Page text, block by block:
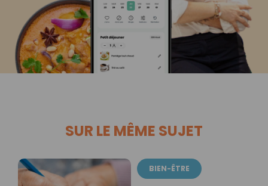
SUR LE MÊME SUJET
BIEN-ÊTRE